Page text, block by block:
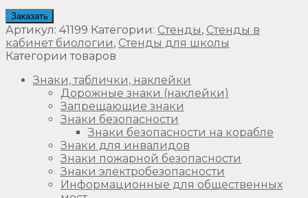
Заказать
Артикул: 41199 Категории: Стенды, Стенды в
кабинет биологии, Стенды для школы
Категории товаров
Знаки, таблички, наклейки
Дорожные знаки (наклейки)
Запрещающие знаки
Знаки безопасности
Знаки безопасности на корабле
Знаки для инвалидов
Знаки пожарной безопасности
Знаки электробезопасности
Информационные для общественных